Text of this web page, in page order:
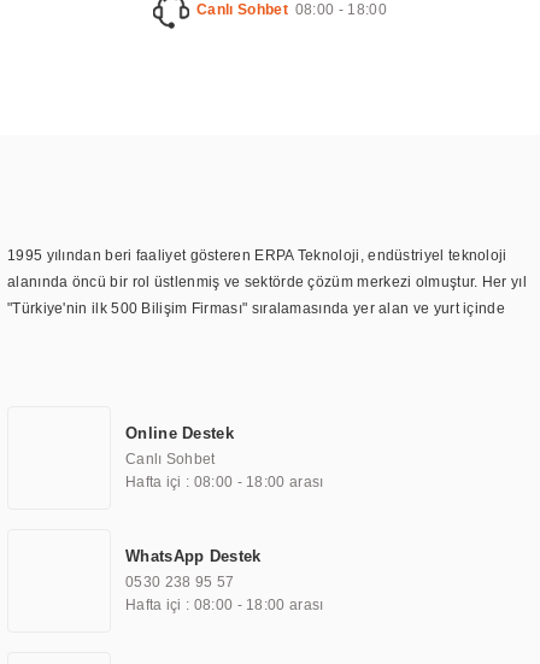
Canlı Sohbet 08:00 - 18:00
1995 yılından beri faaliyet gösteren ERPA Teknoloji, endüstriyel teknoloji
alanında öncü bir rol üstlenmiş ve sektörde çözüm merkezi olmuştur. Her yıl
"Türkiye'nin ilk 500 Bilişim Firması" sıralamasında yer alan ve yurt içinde
TOCHI markası altında kendi ürettiği ürünlerde kullanmıştır. Günümüzde
TOCHI; videowall, digital signage, kiosk, totem, akıllı durak ekranı, araç içi
ekran, asansör ekranı, digital menüboard, marin ekran, medikal ekran,
ekranları, endüstriyel ekranlar, kapı önü bilgi ekranları, panel PC,
endüstriyel Panel PC, mini PC, endüstriyel mini PC ve akıllı bina sistemleri
gibi çözümleri 4.5" ile 110” boyutları arasında üretebilirken, ayrıca standart
Online Destek
Canlı Sohbet
Hafta içi : 08:00 - 18:00 arası
WhatsApp Destek
0530 238 95 57
Hafta içi : 08:00 - 18:00 arası